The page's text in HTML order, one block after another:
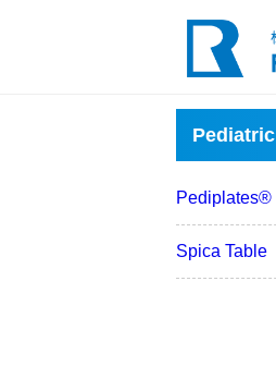
Pediatric
Pediplates®
Spica Table